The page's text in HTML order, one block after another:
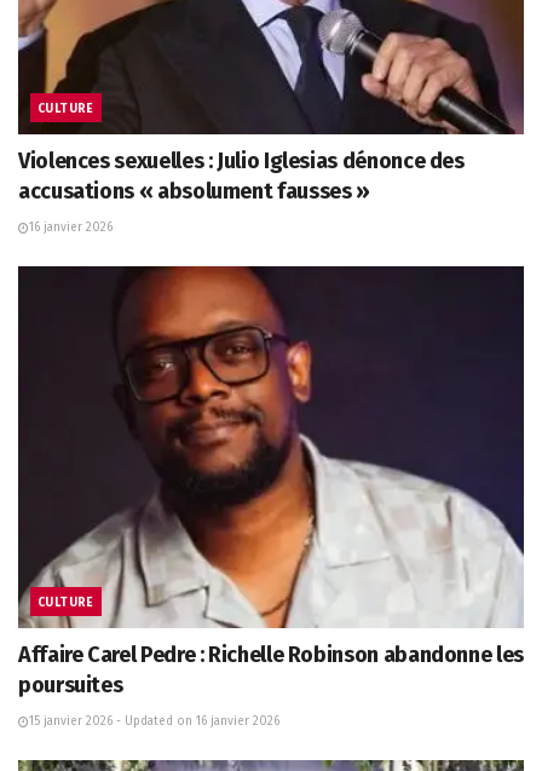
CULTURE
Violences sexuelles : Julio Iglesias dénonce des
accusations « absolument fausses »
16 janvier 2026
CULTURE
Affaire Carel Pedre : Richelle Robinson abandonne les
poursuites
15 janvier 2026 - Updated on 16 janvier 2026